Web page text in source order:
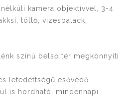
kamera objektívvel, 3-4
töltő, vizespalack,
színű belső tér megkönnyíti
lefedettségű esővédő
is hordható, mindennapi